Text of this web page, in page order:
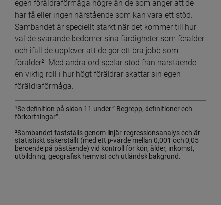
egen föräldraförmåga högre än de som anger att de
har få eller ingen närstående som kan vara ett stöd.
Sambandet är speciellt starkt när det kommer till hur
väl de svarande bedömer sina färdigheter som förälder
och ifall de upplever att de gör ett bra jobb som
förälder². Med andra ord spelar stöd från närstående
en viktig roll i hur högt föräldrar skattar sin egen
föräldraförmåga.
¹Se definition på sidan 11 under ” Begrepp, definitioner och
förkortningar”.
²Sambandet fastställs genom linjär-regressionsanalys och är
statistiskt säkerställt (med ett p-värde mellan 0,001 och 0,05
beroende på påstående) vid kontroll för kön, ålder, inkomst,
utbildning, geografisk hemvist och utländsk bakgrund.